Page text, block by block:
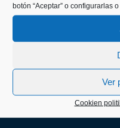
botón “Aceptar” o configurarlas
Ver
Cookien
Kaiko pasealekua, 24
20003 Donostia (Gipuzkoa)